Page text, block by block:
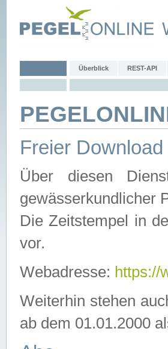
Überblick REST-API
Freier
Über diesen
gewässerkundlicher
Die Zeitstempel in
vor.
Webadresse: https://
Weiterhin stehen
ab dem 01.01.2000